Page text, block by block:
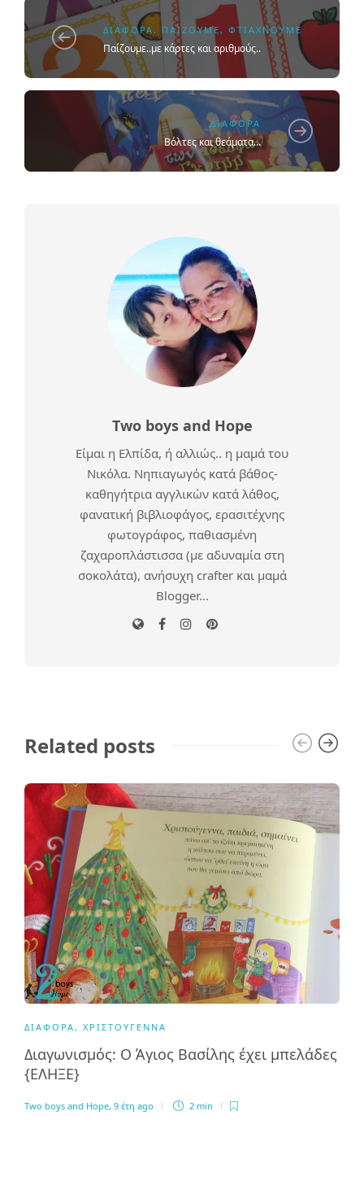
ΔΙΆΦΟΡΑ, ΠΑΊΖΟΥΜΕ, ΦΤΙΆΧΝΟΥΜΕ
Παίζουμε..με κάρτες και αριθμούς..
ΔΙΆΦΟΡΑ
Βόλτες και θεάματα...
Two boys and Hope
Είμαι η Ελπίδα, ή αλλιώς.. η μαμά του
Νικόλα. Νηπιαγωγός κατά βάθος-
καθηγήτρια αγγλικών κατά λάθος,
φανατική βιβλιοφάγος, ερασιτέχνης
φωτογράφος, παθιασμένη
ζαχαροπλάστισσα (με αδυναμία στη
σοκολάτα), ανήσυχη crafter και μαμά
Blogger...
Related posts
ΔΙΆΦΟΡΑ, ΧΡΙΣΤΟΎΓΕΝΝΑ
Διαγωνισμός: Ο Άγιος Βασίλης έχει μπελάδες
{ΕΛΗΞΕ}
Two boys and Hope, 9 έτη ago 2 min